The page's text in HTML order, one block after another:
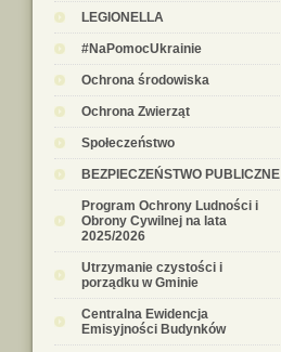
LEGIONELLA
#NaPomocUkrainie
Ochrona środowiska
Ochrona Zwierząt
Społeczeństwo
BEZPIECZEŃSTWO PUBLICZNE
Program Ochrony Ludności i
Obrony Cywilnej na lata
2025/2026
Utrzymanie czystości i
porządku w Gminie
Centralna Ewidencja
Emisyjności Budynków